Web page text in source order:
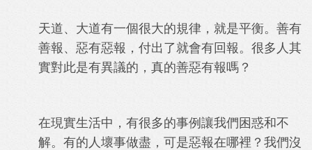
天道、大道有一個很大的規律，就是平衡。善有
善報、惡有惡報，付出了就會有回報。很多人其
實對此是有異議的，真的善惡有報嗎？
在現實生活中，有很多的事例讓我們困惑和不
解。有的人壞事做盡，可是惡報在哪裡？我們沒